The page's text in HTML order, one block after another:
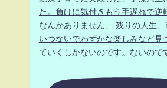
た。負けに気付きもう手遅れで逆
なんかありません、 残りの人生、
いつないでわずかな楽しみなど見
ていくしかないのです。ないので